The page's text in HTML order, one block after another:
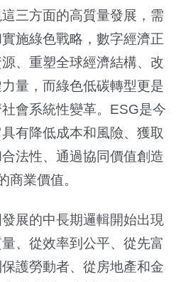
三方面的高質量發展，需
施綠色戰略，數字經濟正
、重塑全球經濟結構、改
量，而綠色低碳轉型更是
會系統性變革。ESG是今
有降低成本和風險、獲取
法性、通過協同價值創造
商業價值。
展的中長期邏輯開始出現
、從效率到公平、從先富
護勞動者、從房地產和金